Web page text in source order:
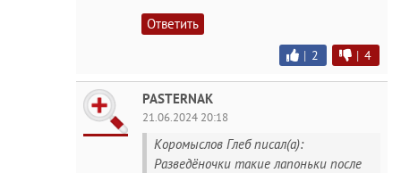
Ответить
| 2 | 4
PASTERNAK
21.06.2024 20:18
Коромыслов Глеб писал(а):
Разведёночки такие лапоньки после